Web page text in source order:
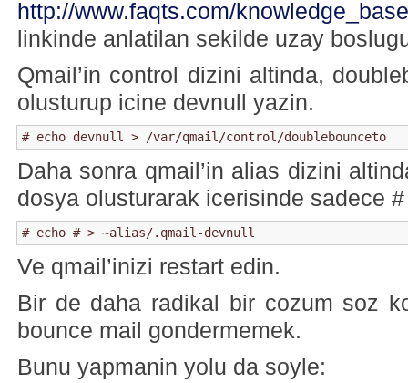
http://www.faqts.com/
linkinde anlatilan sekilde uzay
Qmail’in control dizini altinda,
olusturup icine devnull yazin.
# echo devnull > /var/qmail/control/doublebounceto
Daha sonra qmail’in alias dizini
dosya olusturarak icerisinde sadece
# echo # > ~alias/.qmail-devnull
Ve qmail’inizi restart edin.
Bir de daha radikal bir cozum soz
bounce mail gondermemek.
Bunu yapmanin yolu da soyle: